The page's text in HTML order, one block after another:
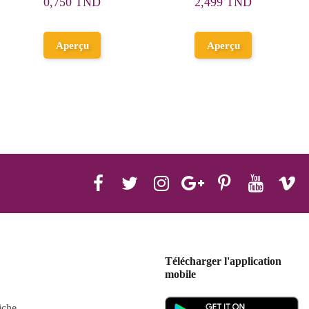
2,450 TND
Ajouter au
panier
1,035 TND
Ajouter au
panier
Télécharger l'application
mobile